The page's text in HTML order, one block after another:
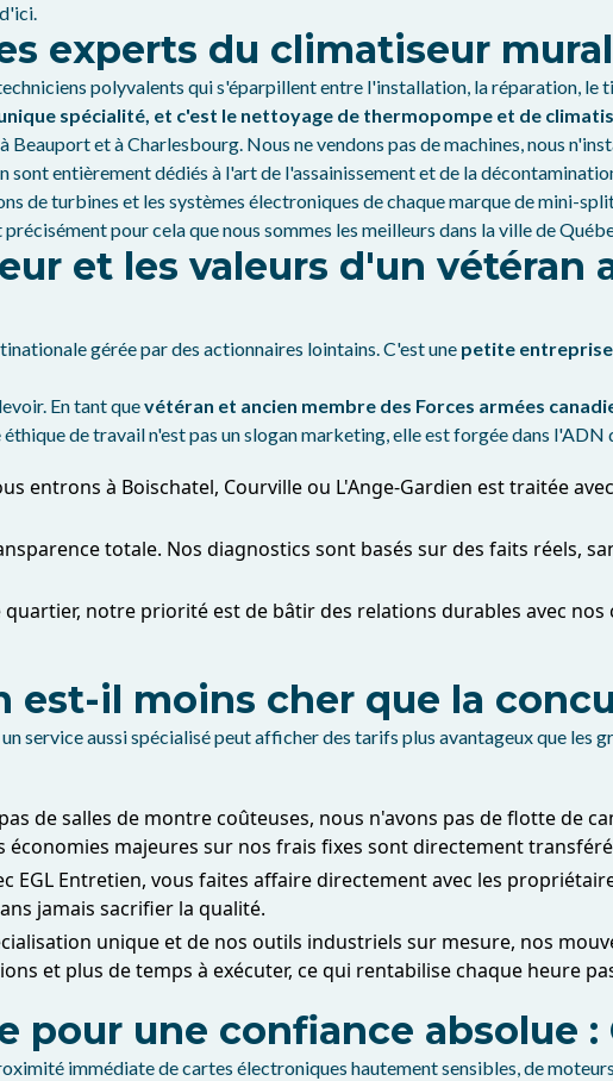
experts du climatiseur mural
polyvalents qui s'éparpillent entre l'installation, la réparation, le
spécialité, et c'est le nettoyage de thermopompe et de
et à Charlesbourg. Nous ne vendons pas de machines, nous
entièrement dédiés à l'art de l'assainissement et de la
de turbines et les systèmes électroniques de chaque marque de mini-
pour cela que nous sommes les meilleurs dans la ville de
et les valeurs d'un vétéran
gérée par des actionnaires lointains. C'est une petite
En tant quevétéran et ancien membre des Forces armées
de travail n'est pas un slogan marketing, elle est forgée dans l'ADN
entrons à Boischatel, Courville ou L'Ange-Gardien est traitée
totale. Nos diagnostics sont basés sur des faits réels,
notre priorité est de bâtir des relations durables avec
est-il moins cher que la
service aussi spécialisé peut afficher des tarifs plus avantageux que les
de salles de montre coûteuses, nous n'avons pas de flotte de
majeures sur nos frais fixes sont directement
EGL Entretien, vous faites affaire directement avec les
jamais sacrifier la qualité.
unique et de nos outils industriels sur mesure, nos
et plus de temps à exécuter, ce qui rentabilise chaque heure
une confiance absolue :
immédiate de cartes électroniques hautement sensibles, de